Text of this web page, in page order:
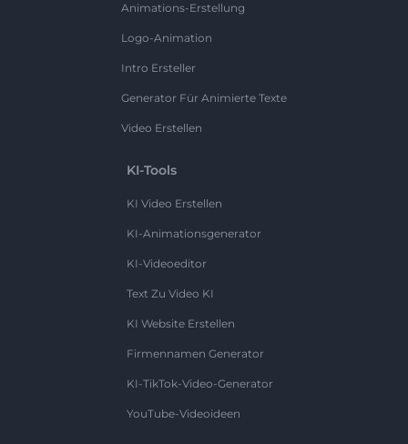
Animations-Erstellung
Logo-Animation
Intro Ersteller
Generator Für Animierte Texte
Video Erstellen
KI-Tools
KI Video Erstellen
KI-Animationsgenerator
KI-Videoeditor
Text Zu Video KI
KI Website Erstellen
Firmennamen Generator
KI-TikTok-Video-Generator
YouTube-Videoideen